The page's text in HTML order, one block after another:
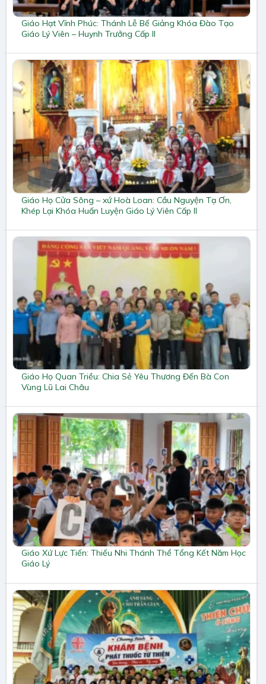
Giáo Hạt Vĩnh Phúc: Thánh Lễ Bế Giảng Khóa Đào Tạo
Giáo Lý Viên – Huynh Trưởng Cấp II
Giáo Họ Cửa Sông – xứ Hoà Loan: Cầu Nguyện Tạ Ơn,
Khép Lại Khóa Huấn Luyện Giáo Lý Viên Cấp II
Giáo Họ Quan Triều: Chia Sẻ Yêu Thương Đến Bà Con
Vùng Lũ Lai Châu
Giáo Xứ Lực Tiến: Thiếu Nhi Thánh Thể Tổng Kết Năm Học
Giáo Lý